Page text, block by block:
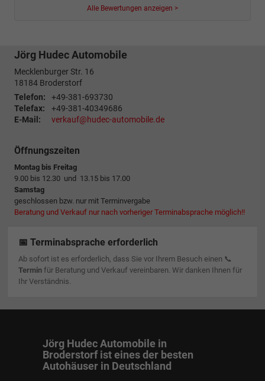
Alle Bewertungen anzeigen >
Jörg Hudec Automobile
Mecklenburger Str. 16
18184 Broderstorf
Telefon:
+49-381-693730
Telefax:
+49-381-40349686
E-Mail:
verkauf@hudec-automobile.de
Öffnungszeiten
Montag bis Freitag
9.00 bis 12.30 und 13.15 bis 17.00
Samstag
geschlossen bzw. nur mit Terminvergabe
Beratung und Verkauf nur nach vorheriger Terminabsprache möglich!!
📅 Terminabsprache erforderlich
Ab sofort ist es erforderlich, dass Sie vor Ihrem Besuch einen 📞
Terminfür Beratung und Verkauf vereinbaren. Wir danken Ihnen für
Ihr Verständnis.
Jörg Hudec Automobile in
Broderstorf ist eines der besten
Autohäuser in Deutschland